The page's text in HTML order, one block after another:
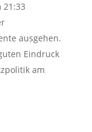
21:33
ausgehen.
Eindruck
am